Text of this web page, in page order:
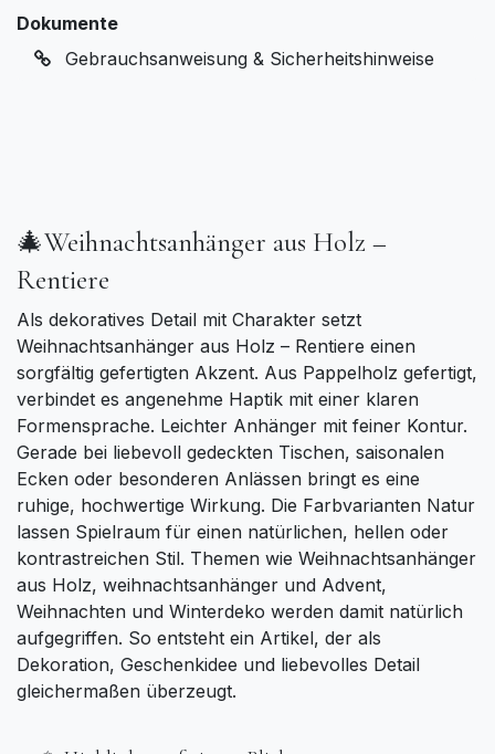
Dokumente
Gebrauchsanweisung & Sicherheitshinweise
🎄Weihnachtsanhänger aus Holz –
Rentiere
Als dekoratives Detail mit Charakter setzt
Weihnachtsanhänger aus Holz – Rentiere einen
sorgfältig gefertigten Akzent. Aus Pappelholz gefertigt,
verbindet es angenehme Haptik mit einer klaren
Formensprache. Leichter Anhänger mit feiner Kontur.
Gerade bei liebevoll gedeckten Tischen, saisonalen
Ecken oder besonderen Anlässen bringt es eine
ruhige, hochwertige Wirkung. Die Farbvarianten Natur
lassen Spielraum für einen natürlichen, hellen oder
kontrastreichen Stil. Themen wie Weihnachtsanhänger
aus Holz, weihnachtsanhänger und Advent,
Weihnachten und Winterdeko werden damit natürlich
aufgegriffen. So entsteht ein Artikel, der als
Dekoration, Geschenkidee und liebevolles Detail
gleichermaßen überzeugt.